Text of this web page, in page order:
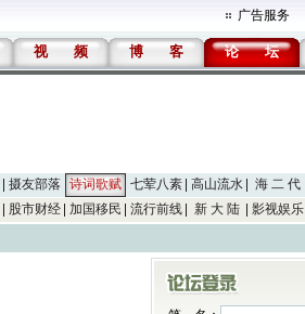
广告服务
视 频 博 客 论 坛
摄友部落 诗词歌赋 七荤八素 高山流水 海 二 代
股市财经 加国移民 流行前线 新 大 陆 影视娱乐